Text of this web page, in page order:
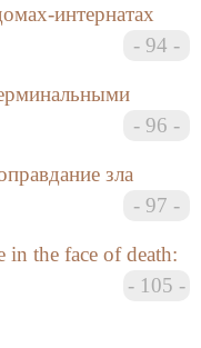
И оно же есть
в котором
совершенность.
у Вас в руках.
интернатах
94
96
зла
97
the face of death:
105